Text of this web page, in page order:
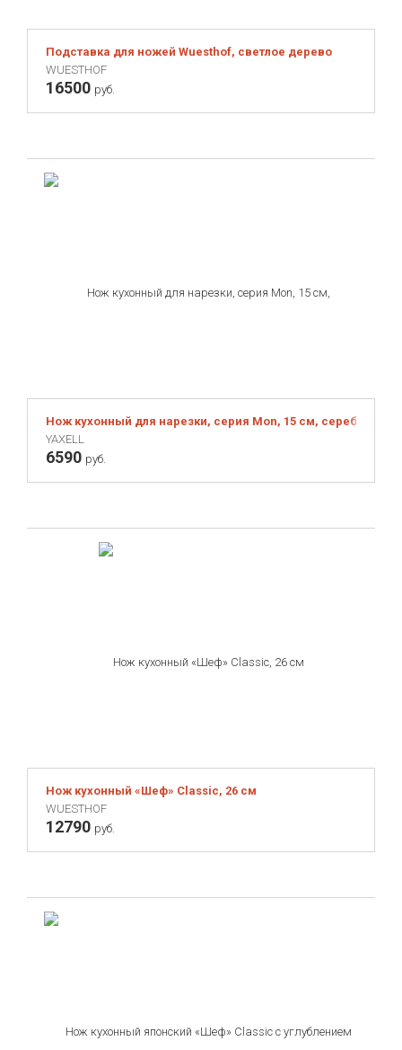
Подставка для ножей Wuesthof, светлое дерево
WUESTHOF
16500 руб.
Нож кухонный для нарезки, серия Mon, 15 см, серебристый
YAXELL
6590 руб.
Нож кухонный «Шеф» Classic, 26 см
WUESTHOF
12790 руб.